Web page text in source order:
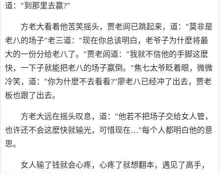
道："到那里去嬴?"
方老大看着他苦笑摇头，贾老闾已跳起来，道："莫非是
老八的场子"老三道："现在你总该明白，老爷子为什麽将最
大的一份分给老八了。"贾老闾道："我就不信他的手脚这麽
快，一下子就能把老八的场子嬴倒。"焦七太爷眨着眼，微微
冷笑，道："你为什麽不去看看?"廖老八已经冲了出去，贾老
板也跟了出去。
方老大远在摇头叹息，道："他若不把场子交给女人管，
也许还不会这麽快就输光，可惜现在…"每个人都明白他的意
思。
女人输了钱就会心疼，心疼了就想翻本，遇见了高手，